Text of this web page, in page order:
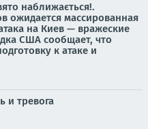
наближається!.
ожидается массированная
на Киев — вражеские
США сообщает, что
к атаке и
и тревога